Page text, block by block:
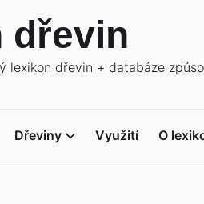
dřevin
lexikon dřevin + databáze
Dřeviny Využití O